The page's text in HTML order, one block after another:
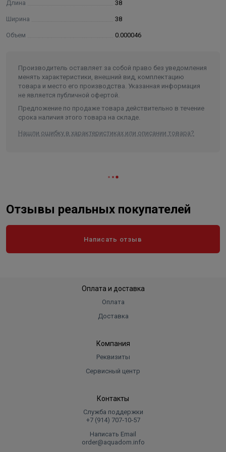
Длина 38
Ширина 38
Объем 0.000046
Производитель оставляет за собой право без уведомления
менять характеристики, внешний вид, комплектацию
товара и место его производства. Указанная информация
не является публичной офертой.
Предложение по продаже товара действительно в течение
срока наличия этого товара на складе.
Нашли ошибку в характеристиках или описании товара?
Отзывы реальных покупателей
Написать отзыв
Оплата и доставка
Оплата
Доставка
Компания
Реквизиты
Сервисный центр
Контакты
Служба поддержки
+7 (914) 707‑10‑57
Написать Email
order@aquadom.info